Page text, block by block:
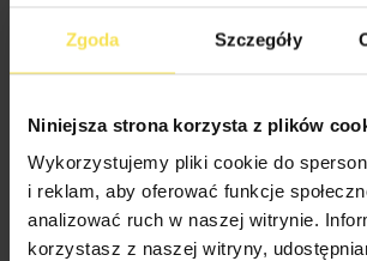
Zgoda Szczegóły
Niniejsza strona korzysta z plików
Wykorzystujemy pliki cookie do
i reklam, aby oferować funkcje
analizować ruch w naszej witrynie.
korzystasz z naszej witryny,
9.
Certyfikowane